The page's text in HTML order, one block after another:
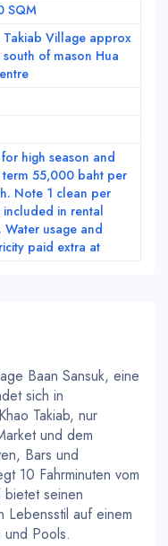
SQM
Takiab Village approx
south of mason Hua
for high season and
term 55,000 baht per
Note 1 clean per
included in rental
Water usage and
paid extra at
Baan Sansuk, eine
sich in
Takiab, nur
und dem
Bars und
10 Fahrminuten vom
seinen
Lebensstil auf einem
und Pools.